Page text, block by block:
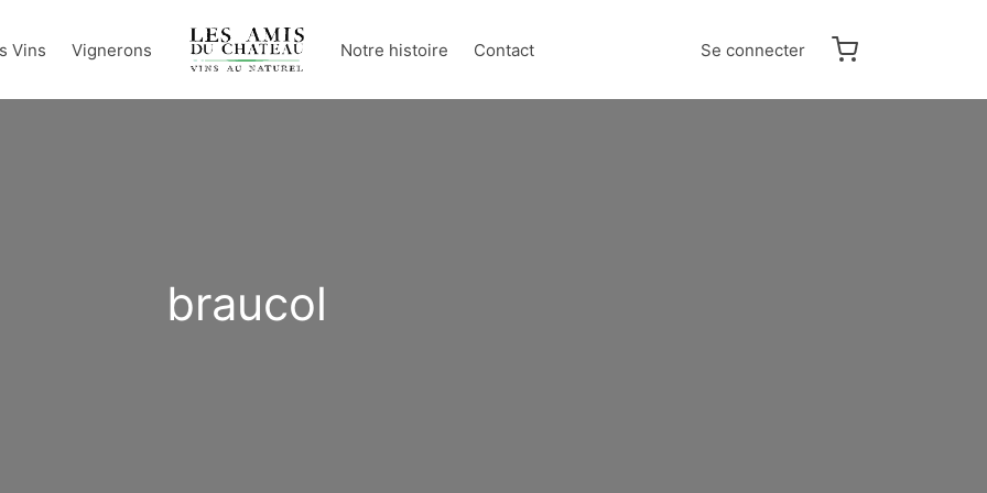
Vins Vignerons Notre histoire Contact Se connecter
braucol